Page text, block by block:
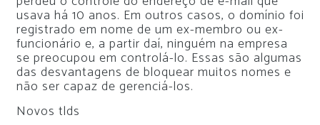
usava há 10 anos. Em outros casos, o domínio foi
registrado em nome de um ex-membro ou ex-
funcionário e, a partir daí, ninguém na empresa
se preocupou em controlá-lo. Essas são algumas
das desvantagens de bloquear muitos nomes e
não ser capaz de gerenciá-los.
Novos tlds